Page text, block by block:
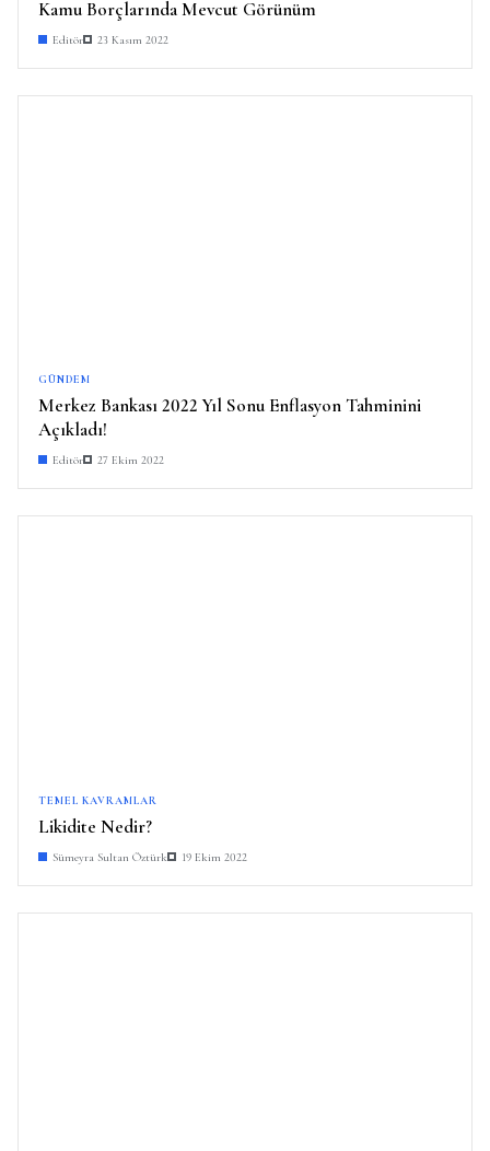
Kamu Borçlarında Mevcut Görünüm
Editör 23 Kasım 2022
GÜNDEM
Merkez Bankası 2022 Yıl Sonu Enflasyon Tahminini
Açıkladı!
Editör 27 Ekim 2022
TEMEL KAVRAMLAR
Likidite Nedir?
Sümeyra Sultan Öztürk 19 Ekim 2022